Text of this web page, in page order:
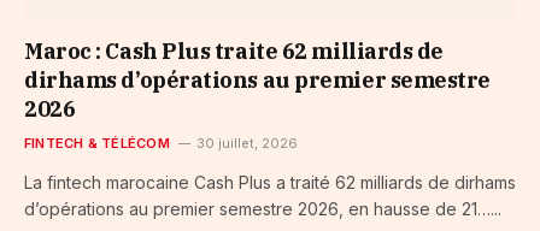
Maroc : Cash Plus traite 62 milliards de
dirhams d’opérations au premier semestre
2026
FINTECH & TÉLÉCOM 30 juillet, 2026
La fintech marocaine Cash Plus a traité 62 milliards de dirhams
d’opérations au premier semestre 2026, en hausse de 21…...